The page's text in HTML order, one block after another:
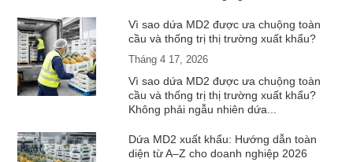
Vì sao dứa MD2 được ưa chuộng toàn
cầu và thống trị thị trường xuất khẩu?
Tháng 4 17, 2026
Vì sao dứa MD2 được ưa chuộng toàn
cầu và thống trị thị trường xuất khẩu?
Không phải ngẫu nhiên dứa...
Dứa MD2 xuất khẩu: Hướng dẫn toàn
diện từ A–Z cho doanh nghiệp 2026